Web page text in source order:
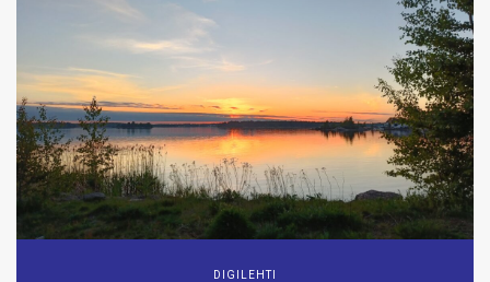
DIGILEHTI